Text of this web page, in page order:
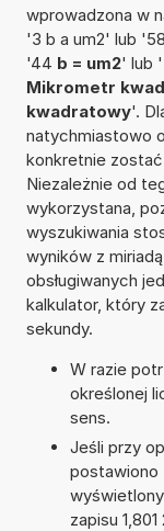
wprowadzona w
'3 b a um2' lub '58
'44 b = um2' lub
Mikrometr
kwadratowy'.
natychmiastowo
konkretnie
Niezależnie od
wykorzystana,
wyszukiwania
wyników z
obsługiwanych
kalkulator, który
sekundy.
W razie
określonej
sens.
Jeśli przy
postawiono
wyświetlony
zapisu 1,801